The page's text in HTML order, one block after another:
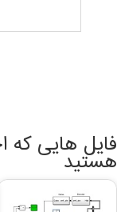
فایل هایی که
هستید